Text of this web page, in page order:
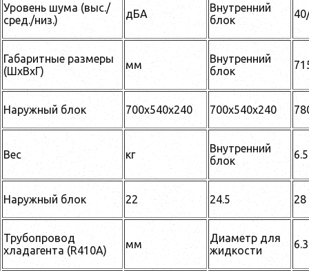
Уровень шума (выс./
сред./низ.)
дБА
Внутренний
блок
Габаритные размеры
(ШхВхГ)
мм
Внутренний
блок
Наружный блок 700x540x240 700x540x240
Вес кг
Внутренний
блок
6.5
Наружный блок 22 24.5 28
Трубопровод
хладагента (R410A)
мм
Диаметр для
жидкости